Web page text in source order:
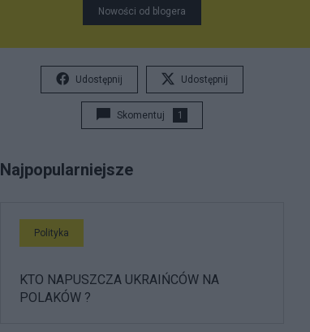
Nowości od blogera
Udostępnij Udostępnij
Skomentuj 1
Najpopularniejsze
Polityka
KTO NAPUSZCZA UKRAIŃCÓW NA
POLAKÓW ?